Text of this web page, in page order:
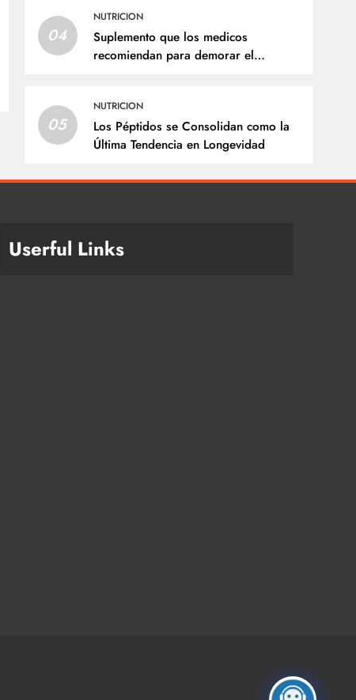
04
NUTRICION
Suplemento que los medicos
recomiendan para demorar el
05
NUTRICION
Los Péptidos se Consolidan como la
Última Tendencia en Longevidad
Userful Links